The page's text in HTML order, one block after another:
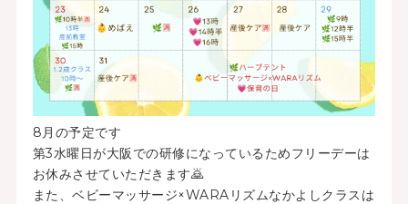
8月の予定です
第3水曜日が大阪での研修になっているためフリーデーは
お休みさせていただきます🙇
また、ベビーマッサージ×WARAリズムなかよしクラスは